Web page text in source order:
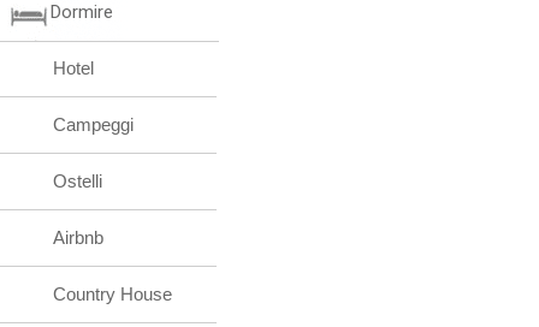
Dormire
Hotel
Campeggi
Ostelli
Airbnb
Country House